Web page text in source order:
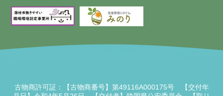
古物商許可証：【古物商番号】第49116A000175号 【交付年